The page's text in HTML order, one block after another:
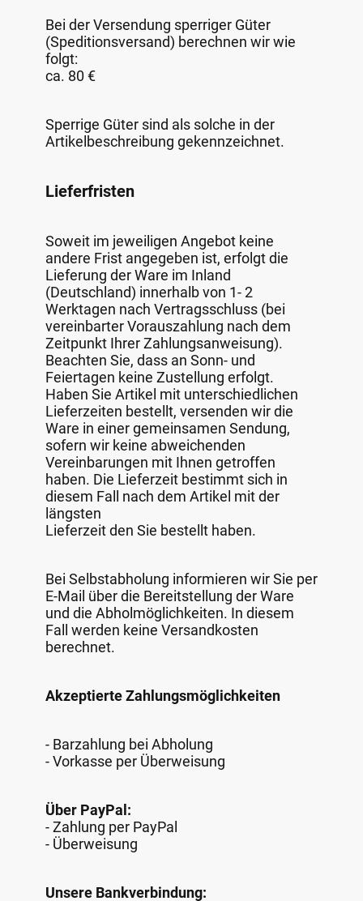
Bei der Versendung sperriger Güter
(Speditionsversand) berechnen wir wie
folgt:
ca. 80 €
Sperrige Güter sind als solche in der
Artikelbeschreibung gekennzeichnet.
Lieferfristen
Soweit im jeweiligen Angebot keine
andere Frist angegeben ist, erfolgt die
Lieferung der Ware im Inland
(Deutschland) innerhalb von 1- 2
Werktagen nach Vertragsschluss (bei
vereinbarter Vorauszahlung nach dem
Zeitpunkt Ihrer Zahlungsanweisung).
Beachten Sie, dass an Sonn- und
Feiertagen keine Zustellung erfolgt.
Haben Sie Artikel mit unterschiedlichen
Lieferzeiten bestellt, versenden wir die
Ware in einer gemeinsamen Sendung,
sofern wir keine abweichenden
Vereinbarungen mit Ihnen getroffen
haben. Die Lieferzeit bestimmt sich in
diesem Fall nach dem Artikel mit der
längsten
Lieferzeit den Sie bestellt haben.
Bei Selbstabholung informieren wir Sie per
E-Mail über die Bereitstellung der Ware
und die Abholmöglichkeiten. In diesem
Fall werden keine Versandkosten
berechnet.
Akzeptierte Zahlungsmöglichkeiten
- Barzahlung bei Abholung
- Vorkasse per Überweisung
Über PayPal:
- Zahlung per PayPal
- Überweisung
Unsere Bankverbindung: